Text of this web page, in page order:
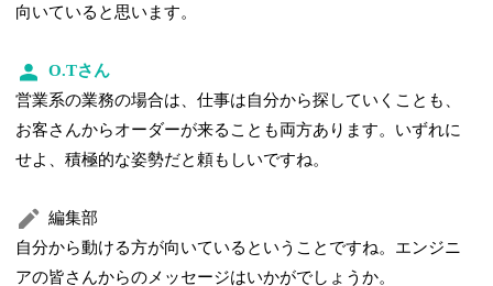
向いていると思います。
O.Tさん
営業系の業務の場合は、仕事は自分から探していくことも、
お客さんからオーダーが来ることも両方あります。いずれに
せよ、積極的な姿勢だと頼もしいですね。
編集部
自分から動ける方が向いているということですね。エンジニ
アの皆さんからのメッセージはいかがでしょうか。